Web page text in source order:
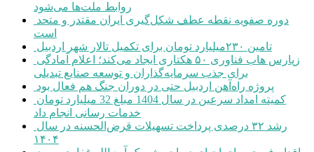
روابط ملت‌ها می‌شود
است
تامین ۲۳۰میلیارد تومان برای تکمیل تالار شهر اردبیل
برای جذب سرمایه‌گذاران و توسعه صنایع تبدیلی
پروژه راه‌آهن اردبیل حتی در دوران جنگ هم فعال بود
خدمات رسانی انجام داد
۱۴۰۴